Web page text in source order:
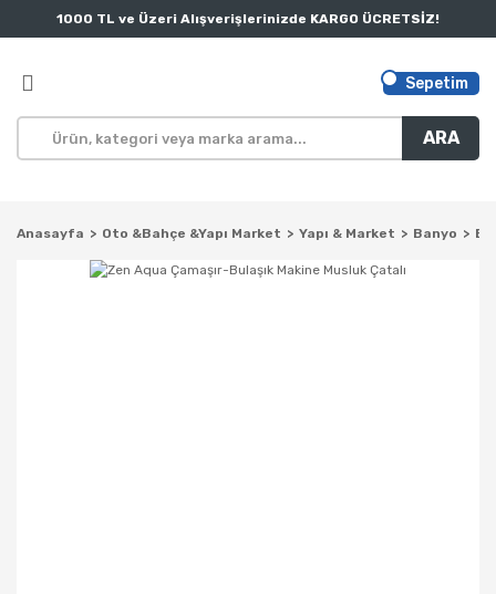
1000 TL ve Üzeri Alışverişlerinizde KARGO ÜCRETSİZ!
ARA
Sepetim
Anasayfa Oto &Bahçe &Yapı Market Yapı & Market Banyo